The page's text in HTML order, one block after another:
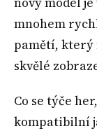
mnohem
pamětí, který
skvělé
Co se týče
kompatibilní